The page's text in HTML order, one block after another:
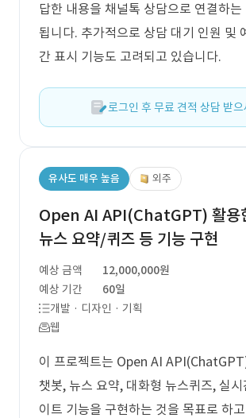
답한 내용을 채널톡 상담으로 연결하
됩니다. 추가적으로 상담 대기 인원 및
간 표시 기능도 고려되고 있습니다.
로그인 후 무료 견적 상담 받으
유사도 매우 높음 외주
Open AI API(ChatGPT) 활용
뉴스 요약/퀴즈 등 기능 구현
예상 금액
12,000,000원
예상 기간
60일
개발 · 디자인 · 기획
웹
이 프로젝트는 Open AI
챗봇, 뉴스 요약, 대화형 뉴스퀴즈, 실시
이트 기능을 구현하는 것을 목표로 하